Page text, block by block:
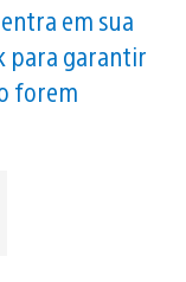
em sua
para garantir
forem